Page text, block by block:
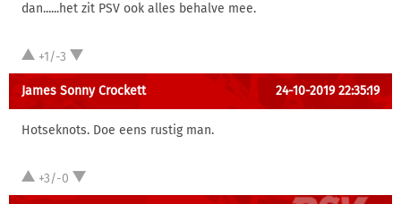
dan......het zit PSV ook alles behalve mee.
+1/-3
James Sonny Crockett 24-10-2019 22:35:19
Hotseknots. Doe eens rustig man.
+3/-0